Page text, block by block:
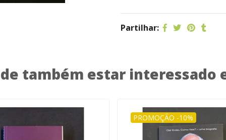
Partilhar:
também estar interessado
PROMOÇÃO -10%